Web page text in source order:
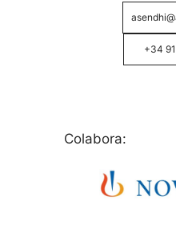
+34
Colabora: